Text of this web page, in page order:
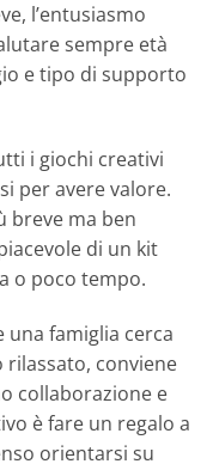
l’entusiasmo
sempre età
e tipo di supporto
i giochi creativi
per avere valore.
breve ma ben
di un kit
o poco tempo.
una famiglia cerca
rilassato, conviene
collaborazione e
è fare un regalo a
orientarsi su